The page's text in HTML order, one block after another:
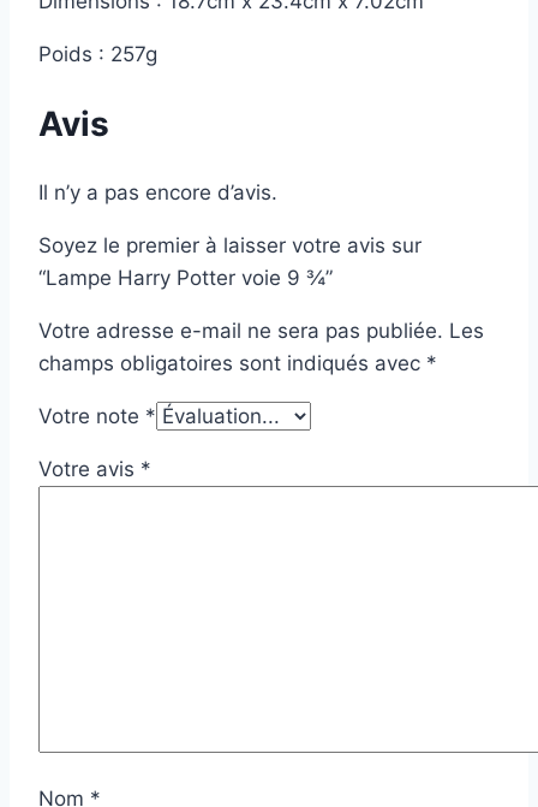
Poids : 257g
Avis
Il n’y a pas encore d’avis.
Soyez le premier à laisser votre avis sur
“Lampe Harry Potter voie 9 ¾”
Votre adresse e-mail ne sera pas publiée. Les
champs obligatoires sont indiqués avec *
Votre note *
Votre avis *
Nom *